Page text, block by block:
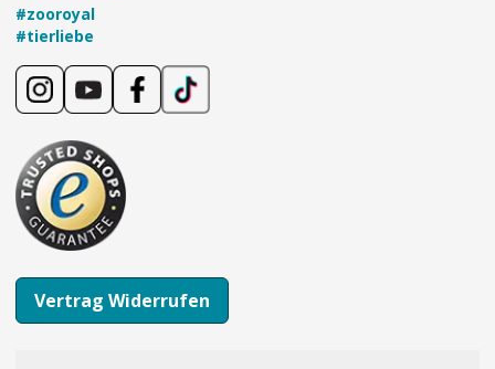
#zooroyal
#tierliebe
Vertrag Widerrufen